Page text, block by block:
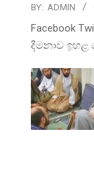
BY: ADMIN
Facebook
දීමනාව